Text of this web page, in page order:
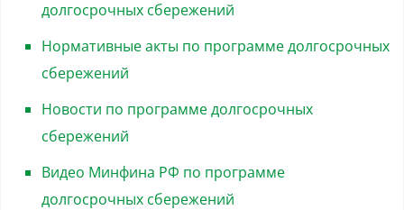
долгосрочных сбережений
Нормативные акты по программе долгосрочных
сбережений
Новости по программе долгосрочных
сбережений
Видео Минфина РФ по программе
долгосрочных сбережений